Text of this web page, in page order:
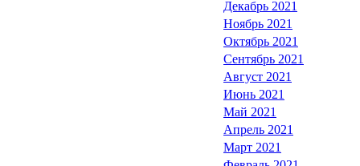
Декабрь 2021
Ноябрь 2021
Октябрь 2021
Сентябрь 2021
Август 2021
Июнь 2021
Май 2021
Апрель 2021
Март 2021